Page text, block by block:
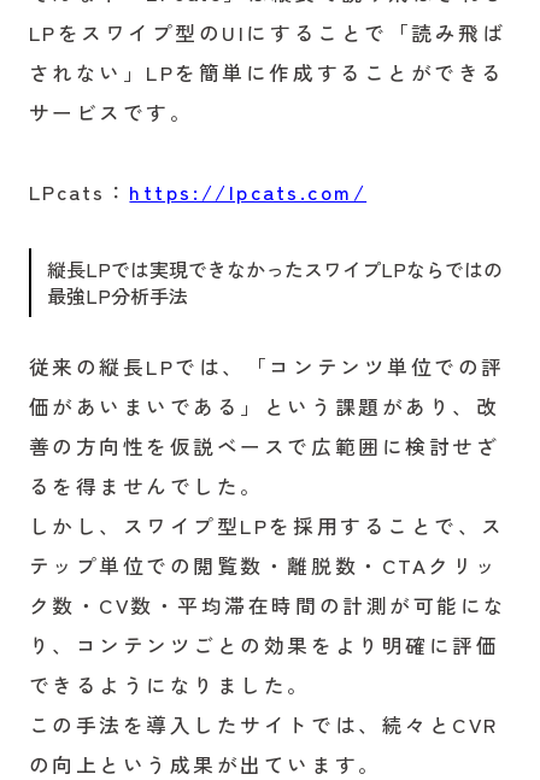
LPをスワイプ型のUIにすることで「読み飛ば
されない」LPを簡単に作成することができる
サービスです。
LPcats： https://lpcats.com/
縦長LPでは実現できなかったスワイプLPならではの
最強LP分析手法
従来の縦長LPでは、「コンテンツ単位での評
価があいまいである」という課題があり、改
善の方向性を仮説ベースで広範囲に検討せざ
るを得ませんでした。
しかし、スワイプ型LPを採用することで、ス
テップ単位での閲覧数・離脱数・CTAクリッ
ク数・CV数・平均滞在時間の計測が可能にな
り、コンテンツごとの効果をより明確に評価
できるようになりました。
この手法を導入したサイトでは、続々とCVR
の向上という成果が出ています。